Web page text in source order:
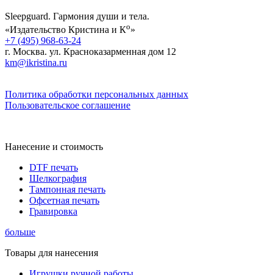
Sleepguard. Гармония души и тела.
«Издательство Кристина и Ко»
+7 (495) 968-63-24
г. Москва. ул. Красноказарменная дом 12
km@ikristina.ru
Политика обработки персональных данных
Пользовательское соглашение
Нанесение и стоимость
DTF печать
Шелкография
Тампонная печать
Офсетная печать
Гравировка
больше
Товары для нанесения